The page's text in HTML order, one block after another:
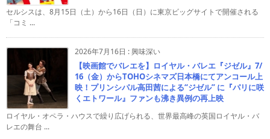
セルシスは、8月15日（土）から16日（日）に東京ビッグサイトで開催される
「コミ ...
2026年7月16日 :興味深い
【映画館でバレエを】ロイヤル・バレエ『ジゼル』7/
16（金）からTOHOシネマズ日本橋にてアンコール上
映！プリンシパル高田茜による“ジゼル” に『パリに咲
くエトワール』ファンも沸き異例の再上映
ロイヤル・オペラ・ハウスで繰り広げられる、世界最高峰の英国ロイヤル・バ
レエの舞台 ...